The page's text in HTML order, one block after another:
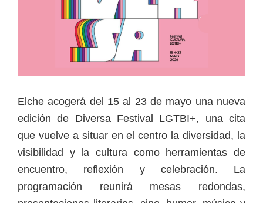
Elche acogerá del 15 al 23 de mayo una nueva
edición de Diversa Festival LGTBI+, una cita
que vuelve a situar en el centro la diversidad, la
visibilidad y la cultura como herramientas de
encuentro, reflexión y celebración. La
programación reunirá mesas redondas,